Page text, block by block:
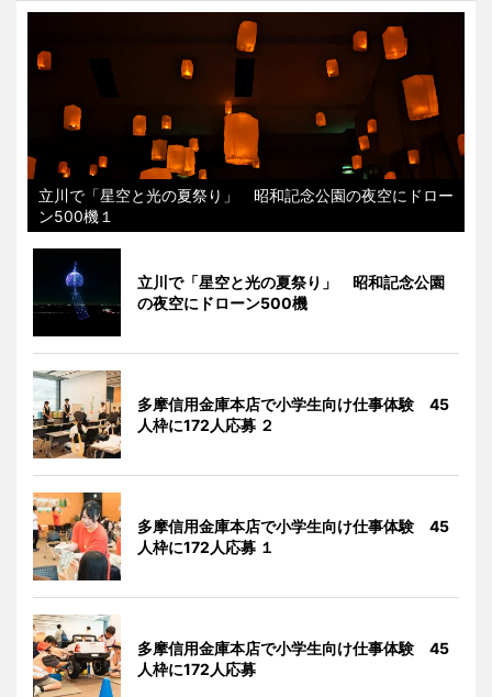
立川で「星空と光の夏祭り」 昭和記念公園の夜空にドロー
ン500機１
立川で「星空と光の夏祭り」 昭和記念公園
の夜空にドローン500機
多摩信用金庫本店で小学生向け仕事体験 45
人枠に172人応募 ２
多摩信用金庫本店で小学生向け仕事体験 45
人枠に172人応募 １
多摩信用金庫本店で小学生向け仕事体験 45
人枠に172人応募